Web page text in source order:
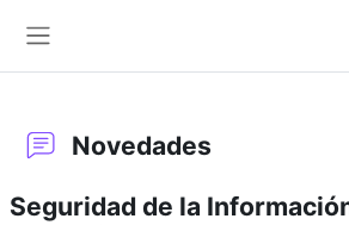
Novedades
Seguridad de la